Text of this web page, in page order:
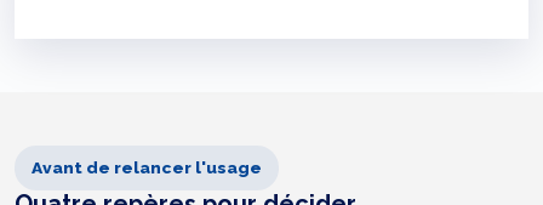
Avant de relancer l'usage